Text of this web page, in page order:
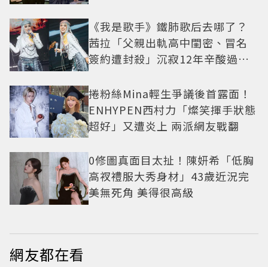
《我是歌手》鐵肺歌后去哪了？
茜拉「父親出軌高中閨密、冒名
簽約遭封殺」沉寂12年辛酸過往
捲粉絲Mina輕生爭議後首露面！
ENHYPEN西村力「燦笑揮手狀態
超好」又遭炎上 兩派網友戰翻
0修圖真面目太扯！陳妍希「低胸
高衩禮服大秀身材」43歲近況完
美無死角 美得很高級
網友都在看